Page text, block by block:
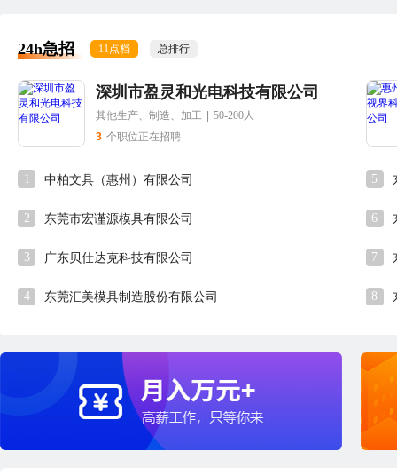
24h急招 11点档 总排行
深圳市盈灵和光电科技有限公司
其他生产、制造、加工
50-200人
3 个职位正在招聘
1 中柏文具（惠州）有限公司
2 东莞市宏谨源模具有限公司
3 广东贝仕达克科技有限公司
4 东莞汇美模具制造股份有限公司
5
6
7
8